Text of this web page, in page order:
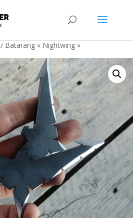
/ Batarang « Nightwing »